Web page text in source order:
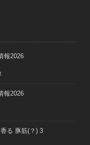
報2026
報2026
香る 豚筋(？) 3